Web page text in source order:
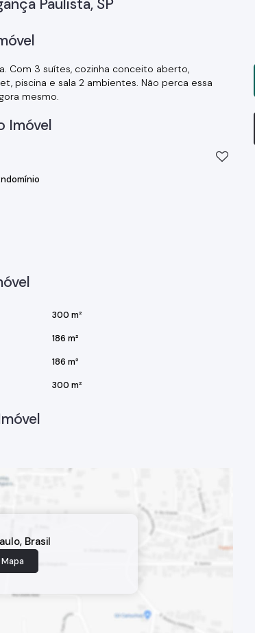
Paulista, SP
Com 3 suítes, cozinha conceito aberto,
piscina e sala 2 ambientes. Não perca essa
mesmo.
Imóvel
300 m²
186 m²
186 m²
300 m²
, Brasil
Mapa